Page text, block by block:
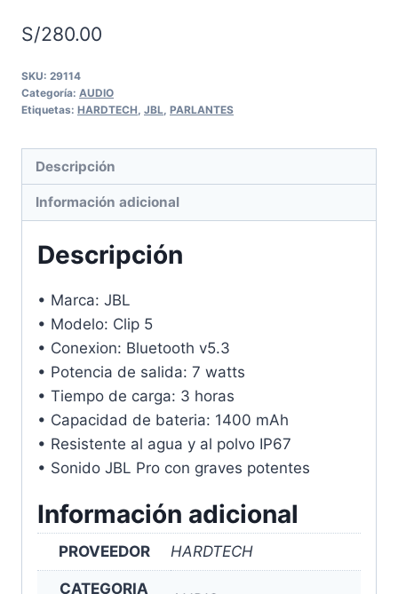
S/280.00
SKU: 29114
Categoría: AUDIO
Etiquetas: HARDTECH JBL PARLANTES
Descripción
Información adicional
Descripción
• Marca: JBL
• Modelo: Clip 5
• Conexion: Bluetooth v5.3
• Potencia de salida: 7 watts
• Tiempo de carga: 3 horas
• Capacidad de bateria: 1400 mAh
• Resistente al agua y al polvo IP67
• Sonido JBL Pro con graves potentes
Información adicional
PROVEEDOR HARDTECH
CATEGORIA